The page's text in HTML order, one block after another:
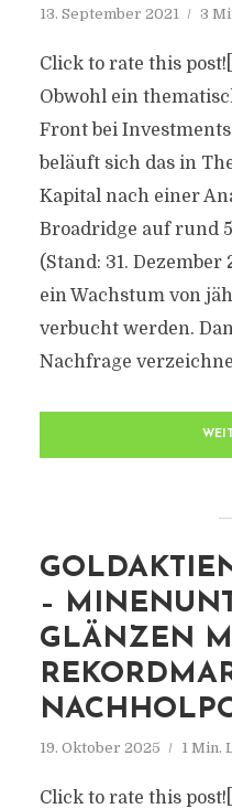
13. September 2021 3
Click to rate this
Obwohl ein
Front bei
beläuft sich das in
Kapital nach einer
Broadridge auf rund
(Stand: 31.
ein Wachstum von
verbucht werden.
Nachfrage
–
GLÄNZEN
19. Oktober 2025 1 Min.
Click to rate this